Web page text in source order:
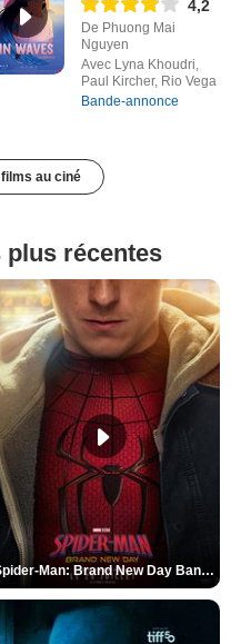
4,2
De Phuong Mai
Nguyen
Avec Lyna Khoudri,
Paul Kircher, Rio Vega
Bande-annonce
au ciné
plus récentes
Spider-Man: Brand New Day Bande-annonce (3) VO STFR